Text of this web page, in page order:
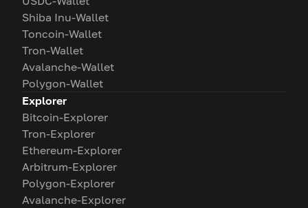
Shiba Inu-Wallet
Toncoin-Wallet
Tron-Wallet
Avalanche-Wallet
Polygon-Wallet
Explorer
Bitcoin-Explorer
Tron-Explorer
Ethereum-Explorer
Arbitrum-Explorer
Polygon-Explorer
Avalanche-Explorer